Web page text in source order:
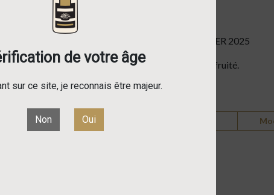
de votre âge
sur ce site, je reconnais être majeur.
Non Oui
COUP DE COEUR DU SOMMELIER 2025
Vin charpenté, corsé, intensément fruité.
En savoir plus